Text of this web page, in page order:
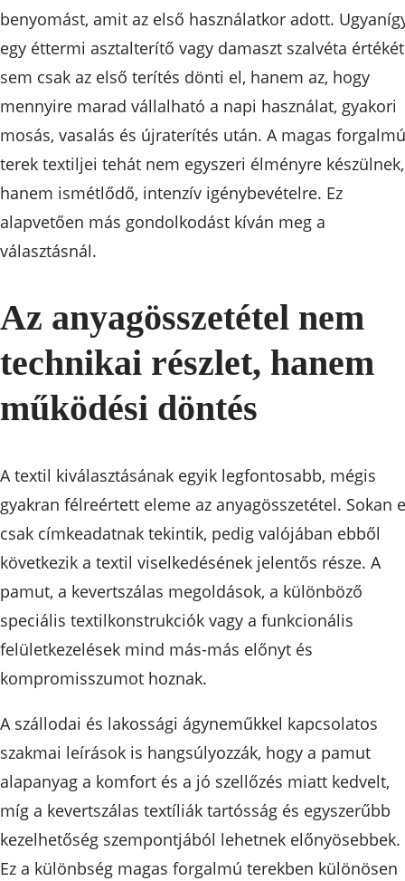
benyomást, amit az első használatkor adott.
egy éttermi asztalterítő vagy damaszt szalvéta értékét
sem csak az első terítés dönti el, hanem az, hogy
mennyire marad vállalható a napi használat, gyakori
mosás, vasalás és újraterítés után. A magas forgalmú
terek textiljei tehát nem egyszeri élményre készülnek,
hanem ismétlődő, intenzív igénybevételre. Ez
alapvetően más gondolkodást kíván meg a
választásnál.
Az anyagösszetétel nem
technikai részlet, hanem
működési döntés
A textil kiválasztásának egyik legfontosabb, mégis
gyakran félreértett eleme az anyagösszetétel. Sokan
csak címkeadatnak tekintik, pedig valójában ebből
következik a textil viselkedésének jelentős része. A
pamut, a kevertszálas megoldások, a különböző
speciális textilkonstrukciók vagy a funkcionális
felületkezelések mind más-más előnyt és
kompromisszumot hoznak.
A szállodai és lakossági ágyneműkkel kapcsolatos
szakmai leírások is hangsúlyozzák, hogy a pamut
alapanyag a komfort és a jó szellőzés miatt kedvelt,
míg a kevertszálas textíliák tartósság és egyszerűbb
kezelhetőség szempontjából lehetnek előnyösebbek.
Ez a különbség magas forgalmú terekben különösen